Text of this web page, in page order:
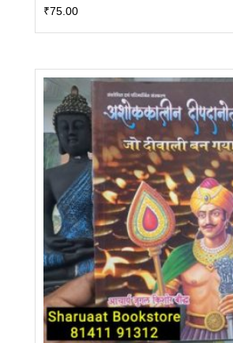
₹75.00